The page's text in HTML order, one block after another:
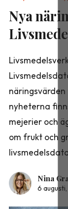
Nya
nyheterna
mejerier och
om frukt och
Nina
6